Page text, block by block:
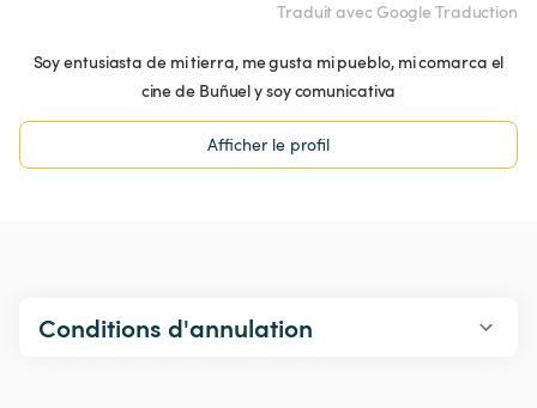
Traduit avec Google Traduction
Soy entusiasta de mi tierra, me gusta mi pueblo, mi comarca el
cine de Buñuel y soy comunicativa
Afficher le profil
Conditions d'annulation